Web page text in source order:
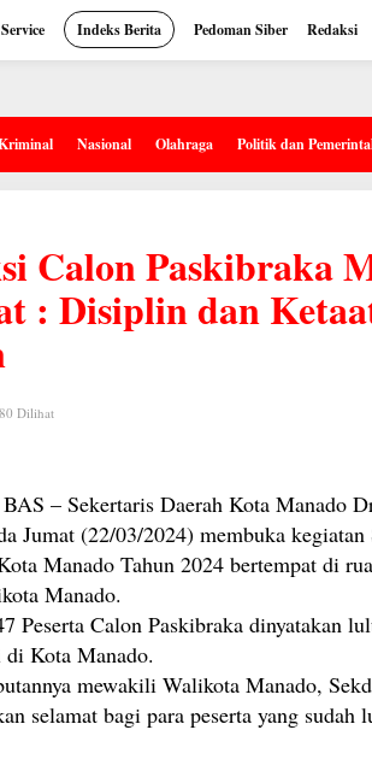
Indeks Berita Pedoman Siber Redaksi
Nasional Olahraga Politik dan
Calon
Calon Paskibraka
: Disiplin dan
Dilihat
– Sekertaris Daerah Kota Manado
Jumat (22/03/2024) membuka
Manado Tahun 2024 bertempat di
Manado.
Peserta Calon Paskibraka dinyatakan
Kota Manado.
mewakili Walikota Manado,
selamat bagi para peserta yang sudah